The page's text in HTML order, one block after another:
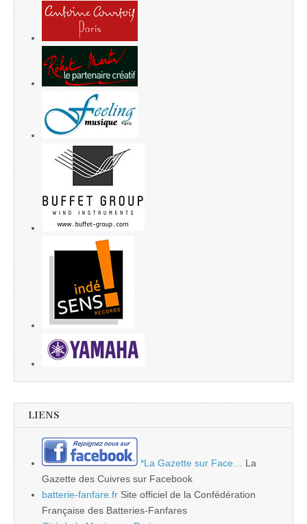
LIENS
*La Gazette sur Face…
La
Gazette des Cuivres sur Facebook
batterie-fanfare.fr Site officiel de la Confédération
Française des Batteries-Fanfares